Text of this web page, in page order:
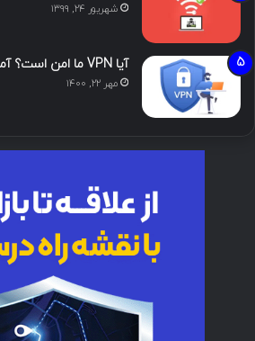
شهریور ۲۴, ۱۳۹۹
آیا VPN ما امن است؟ آموزش تست امنیت VPN
مهر ۲۲, ۱۴۰۰